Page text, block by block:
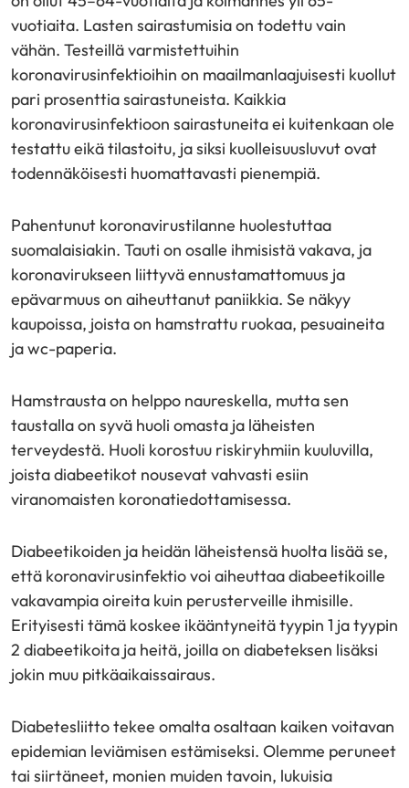
vuotiaita. Lasten sairastumisia on todettu vain
vähän. Testeillä varmistettuihin
koronavirusinfektioihin on maailmanlaajuisesti kuollut
pari prosenttia sairastuneista. Kaikkia
koronavirusinfektioon sairastuneita ei kuitenkaan ole
testattu eikä tilastoitu, ja siksi kuolleisuusluvut ovat
todennäköisesti huomattavasti pienempiä.
Pahentunut koronavirustilanne huolestuttaa
suomalaisiakin. Tauti on osalle ihmisistä vakava, ja
koronavirukseen liittyvä ennustamattomuus ja
epävarmuus on aiheuttanut paniikkia. Se näkyy
kaupoissa, joista on hamstrattu ruokaa, pesuaineita
ja wc-paperia.
Hamstrausta on helppo naureskella, mutta sen
taustalla on syvä huoli omasta ja läheisten
terveydestä. Huoli korostuu riskiryhmiin kuuluvilla,
joista diabeetikot nousevat vahvasti esiin
viranomaisten koronatiedottamisessa.
Diabeetikoiden ja heidän läheistensä huolta lisää se,
että koronavirusinfektio voi aiheuttaa diabeetikoille
vakavampia oireita kuin perusterveille ihmisille.
Erityisesti tämä koskee ikääntyneitä tyypin 1 ja tyypin
2 diabeetikoita ja heitä, joilla on diabeteksen lisäksi
jokin muu pitkäaikaissairaus.
Diabetesliitto tekee omalta osaltaan kaiken voitavan
epidemian leviämisen estämiseksi. Olemme peruneet
tai siirtäneet, monien muiden tavoin, lukuisia